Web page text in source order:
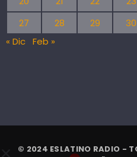
27
28 29 30
« Dic Feb »
© 2024 ESLATINO RADIO -